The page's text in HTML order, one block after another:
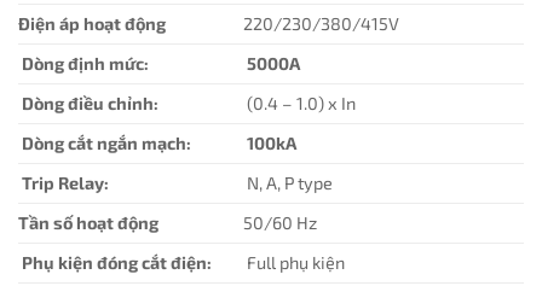
Điện áp hoạt động
220/230/380/415V
Dòng định mức:
5000A
Dòng điều chỉnh:
(0.4 – 1.0) x In
Dòng cắt ngắn mạch:
100kA
Trip Relay:
N, A, P type
Tần số hoạt động
50/60 Hz
Phụ kiện đóng cắt điện:
Full phụ kiện